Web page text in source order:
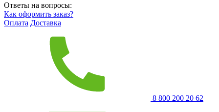
Ответы на вопросы:
Как оформить заказ?
Оплата Доставка
8 800 200 20 62